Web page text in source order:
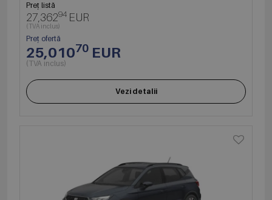
Preț listă
27,36294 EUR
(TVA inclus)
Preț ofertă
25,01070 EUR
(TVA inclus)
Vezi detalii